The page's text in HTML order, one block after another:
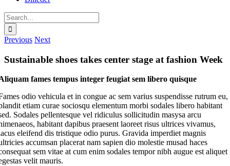
Search
for:
Previous Next
Sustainable shoes takes center stage at fashion Week
fames tempus integer feugiat sem libero quisque
odio vehicula et in congue ac sem varius suspendisse rutrum eu,
etiam curae sociosqu elementum morbi sodales libero habitant
Sodales pellentesque vel ridiculus sollicitudin masysa arcu
habitant dapibus praesent laoreet risus ultrices vivamus,
eleifend dis tristique odio purus. Gravida imperdiet magnis
accumsan placerat nam sapien dio molestie musad haces
sem vitae at cum enim sodales tempor nibh augue est aliquet
velit mauris.